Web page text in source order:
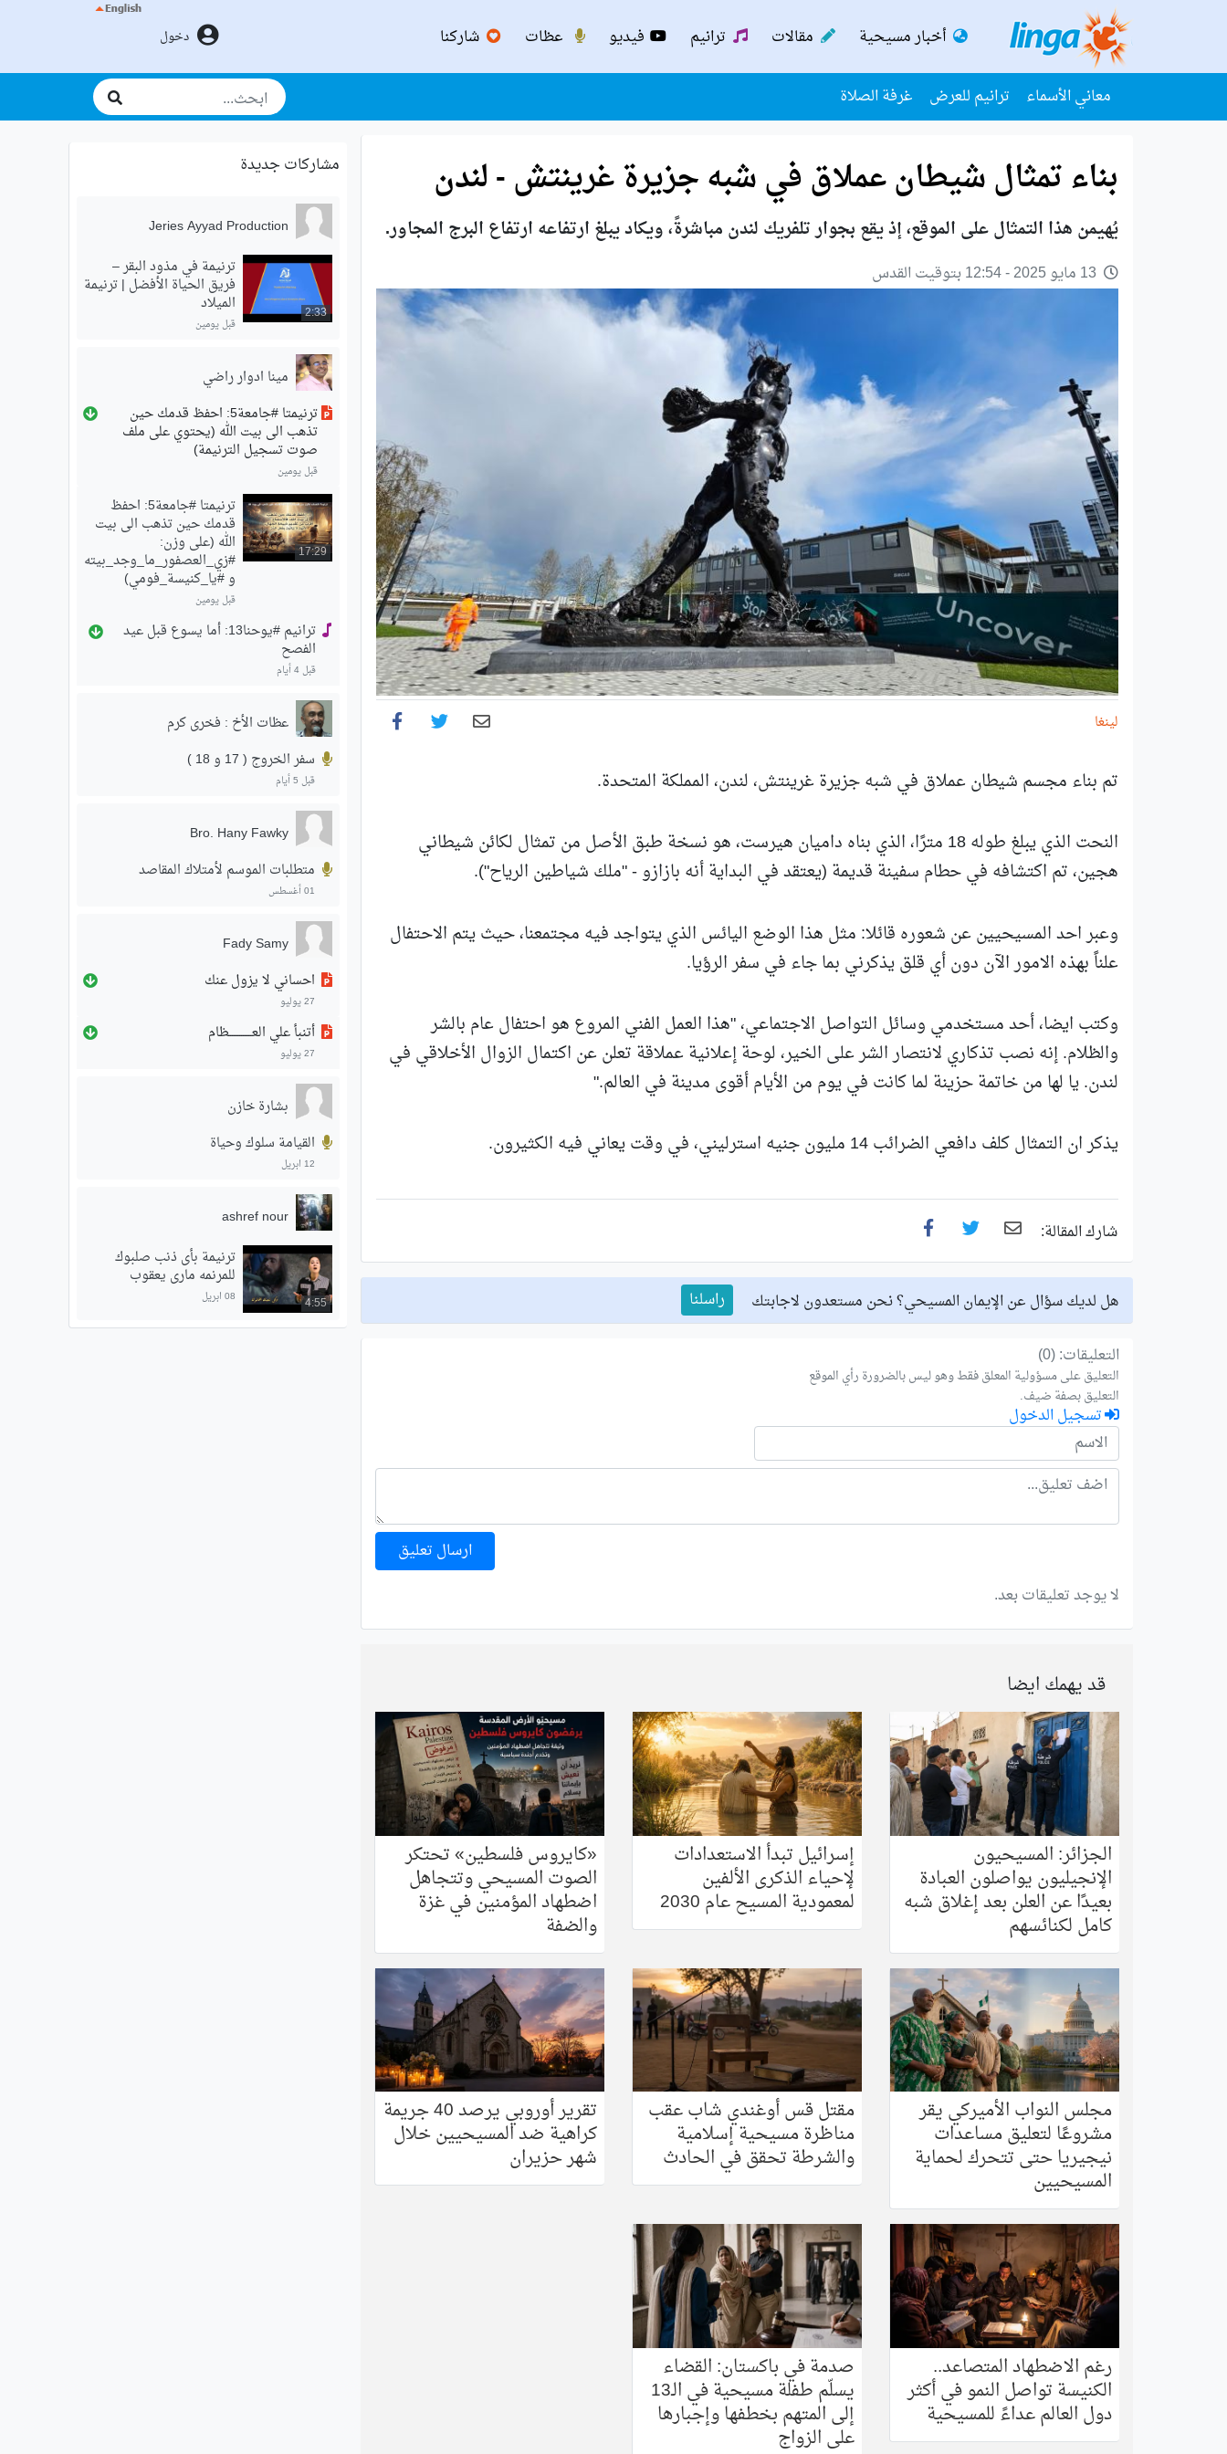
أخبار مسيحية مقالات ترانيم فيديو عظات شاركنا دخول
معاني الأسماء ترانيم للعرض غرفة الصلاة
بناء تمثال شيطان عملاق في شبه جزيرة غرينتش - لندن
يُهيمن هذا التمثال على الموقع، إذ يقع بجوار تلفريك لندن مباشرةً، ويكاد يبلغ ارتفاعه ارتفاع البرج المجاور.
لينغا
تم بناء مجسم شيطان عملاق في شبه جزيرة غرينتش، لندن، المملكة المتحدة.
النحت الذي يبلغ طوله 18 مترًا، الذي بناه داميان هيرست، هو نسخة طبق الأصل من تمثال لكائن شيطاني
هجين، تم اكتشافه في حطام سفينة قديمة (يعتقد في البداية أنه بازازو - "ملك شياطين الرياح").
وعبر احد المسيحيين عن شعوره قائلا: مثل هذا الوضع اليائس الذي يتواجد فيه مجتمعنا، حيث يتم الاحتفال
علناً بهذه الامور الآن دون أي قلق يذكرني بما جاء في سفر الرؤيا.
وكتب ايضا، أحد مستخدمي وسائل التواصل الاجتماعي، "هذا العمل الفني المروع هو احتفال عام بالشر
والظلام. إنه نصب تذكاري لانتصار الشر على الخير، لوحة إعلانية عملاقة تعلن عن اكتمال الزوال الأخلاقي في
لندن. يا لها من خاتمة حزينة لما كانت في يوم من الأيام أقوى مدينة في العالم."
يذكر ان التمثال كلف دافعي الضرائب 14 مليون جنيه استرليني، في وقت يعاني فيه الكثيرون.
شارك المقالة:
هل لديك سؤال عن الإيمان المسيحي؟ نحن مستعدون لاجابتك راسلنا
التعليقات: (0)
التعليق على مسؤولية المعلق فقط وهو ليس بالضرورة رأي الموقع
التعليق بصفة ضيف.
تسجيل الدخول
ارسال تعليق
لا يوجد تعليقات بعد.
قد يهمك ايضا
الجزائر: المسيحيون
الإنجيليون يواصلون العبادة
بعيدًا عن العلن بعد إغلاق شبه
كامل لكنائسهم
إسرائيل تبدأ الاستعدادات
لإحياء الذكرى الألفين
لمعمودية المسيح عام 2030
«كايروس فلسطين» تحتكر
الصوت المسيحي وتتجاهل
اضطهاد المؤمنين في غزة
والضفة
مجلس النواب الأميركي يقر
مشروعًا لتعليق مساعدات
نيجيريا حتى تتحرك لحماية
المسيحيين
مقتل قس أوغندي شاب عقب
مناظرة مسيحية إسلامية
والشرطة تحقق في الحادث
تقرير أوروبي يرصد 40 جريمة
كراهية ضد المسيحيين خلال
شهر حزيران
رغم الاضطهاد المتصاعد..
الكنيسة تواصل النمو في أكثر
دول العالم عداءً للمسيحية
صدمة في باكستان: القضاء
يسلّم طفلة مسيحية في الـ13
إلى المتهم بخطفها وإجبارها
على الزواج
مشاركات جديدة
Jeries Ayyad Production
2:33
ترنيمة في مذود البقر –
فريق الحياة الأفضل | ترنيمة
الميلاد
قبل يومين
مينا ادوار راضي
ترنيمتا #جامعة5: احفظ قدمك حين
تذهب الى بيت الله (يحتوي على ملف
صوت تسجيل الترنيمة)
قبل يومين
17:29
ترنيمتا #جامعة5: احفظ
قدمك حين تذهب الى بيت
الله (على وزن:
#زي_العصفور_ما_وجد_بيته
و #يا_كنيسة_فومي)
قبل يومين
ترانيم #يوحنا13: أما يسوع قبل عيد
الفصح
قبل 4 أيام
عظات الأخ : فخرى كرم
سفر الخروج ( 17 و 18 )
قبل 5 أيام
Bro. Hany Fawky
متطلبات الموسم لأمتلاك المقاصد
01 أغسطس
Fady Samy
احساني لا يزول عنك
27 يوليو
أتنبأ علي العـــــــــــــظام
27 يوليو
بشارة خازن
القيامة سلوك وحياة
12 ابريل
ashref nour
4:55
ترنيمة بأى ذنب صلبوك
للمرنمه مارى يعقوب
08 ابريل